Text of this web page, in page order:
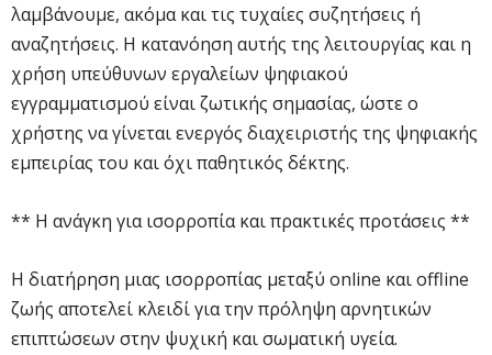
λαμβάνουμε, ακόμα και τις τυχαίες συζητήσεις ή
αναζητήσεις. Η κατανόηση αυτής της λειτουργίας και η
χρήση υπεύθυνων εργαλείων ψηφιακού
εγγραμματισμού είναι ζωτικής σημασίας, ώστε ο
χρήστης να γίνεται ενεργός διαχειριστής της ψηφιακής
εμπειρίας του και όχι παθητικός δέκτης.
** Η ανάγκη για ισορροπία και πρακτικές προτάσεις **
Η διατήρηση μιας ισορροπίας μεταξύ online και offline
ζωής αποτελεί κλειδί για την πρόληψη αρνητικών
επιπτώσεων στην ψυχική και σωματική υγεία.